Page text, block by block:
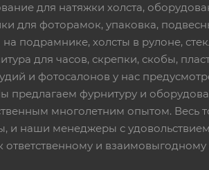
для натяжки холста,
для фоторамок, упаковка,
на подрамнике, холсты в рулоне,
для часов, скрепки, скобы,
и фотосалонов у нас
предлагаем фурнитуру и
многолетним опытом. Весь
и наши менеджеры с
и взаимовыгодному